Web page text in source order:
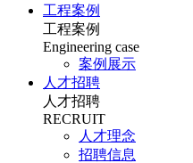
工程案例
工程案例
Engineering case
案例展示
人才招聘
人才招聘
RECRUIT
人才理念
招聘信息